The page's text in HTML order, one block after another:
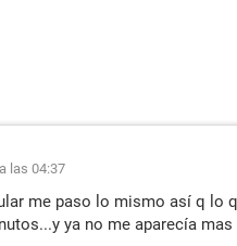
las 04:37
me paso lo mismo así q lo
ya no me aparecía